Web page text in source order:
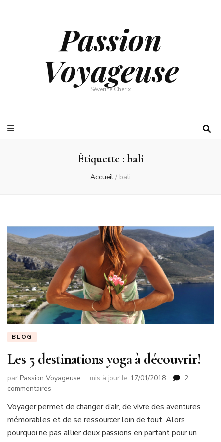
Passion
Voyageuse
Séverine Cherix
Étiquette :bali
Accueil / bali
BLOG
Les 5 destinations yoga à découvrir!
par Passion Voyageuse mis à jour le 17/01/2018
2
commentaires
5
destinations
yoga
à
Voyager permet de changer d’air, de vivre des aventures
mémorables et de se ressourcer loin de tout. Alors
pourquoi ne pas allier deux passions en partant pour un